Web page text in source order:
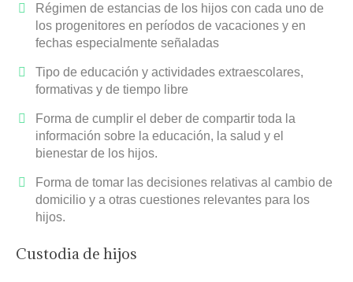
Régimen de estancias de los hijos con cada uno de
los progenitores en períodos de vacaciones y en
fechas especialmente señaladas
Tipo de educación y actividades extraescolares,
formativas y de tiempo libre
Forma de cumplir el deber de compartir toda la
información sobre la educación, la salud y el
bienestar de los hijos.
Forma de tomar las decisiones relativas al cambio de
domicilio y a otras cuestiones relevantes para los
hijos.
Custodia de hijos